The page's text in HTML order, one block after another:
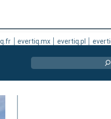
evertiq.mx evertiq.pl